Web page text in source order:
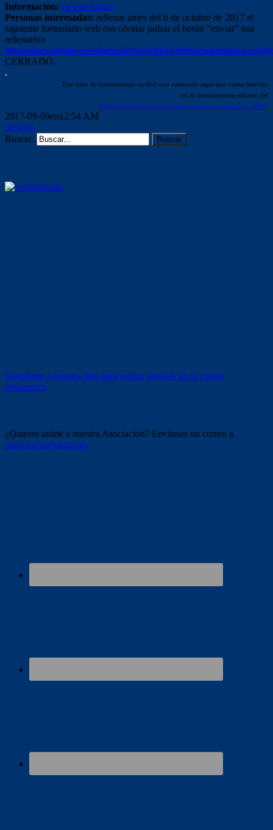
Información: en este enlace
Personas interesadas: rellenar antes del 6 de octubre de 2017 el
siguiente formulario web (no olvidar pulsar el botón “enviar” tras
rellenarlo):
https://docs.google.com/forms/d/e/
CERRADO.
.
Este plan de voluntariado recibió una «mención especial» como finalista
en la decimoquinta edición del
Premio Ebrópolis a las buenas prácticas ciudadanas, 2016
2017-09-09en12:54 AM
noticias
Buscar:
Suscríbete a nuestra lista para recibir noticias en tu correo
electrónico
¿Quieres unirte a nuestra Asociación? Envíanos un correo a
uninfancia@unizar.es